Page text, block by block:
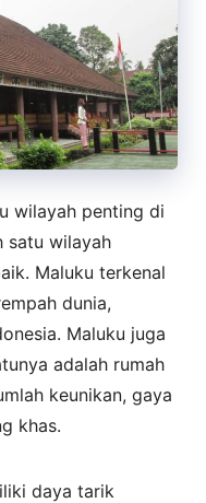
wilayah penting di
satu wilayah
Maluku terkenal
dunia,
Maluku juga
adalah rumah
keunikan, gaya
khas.
daya tarik